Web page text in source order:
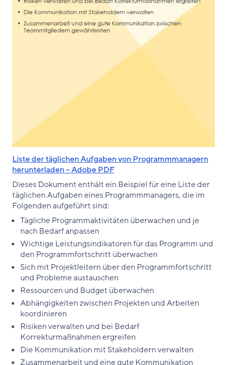
Liste der täglichen Aufgaben von Programmmanagern
herunterladen – Adobe PDF
Dieses Dokument enthält ein Beispiel für eine Liste der
täglichen Aufgaben eines Programmmanagers, die im
Folgenden aufgeführt sind:
Tägliche Programmaktivitäten überwachen und je
nach Bedarf anpassen
Wichtige Leistungsindikatoren für das Programm und
den Programmfortschritt überwachen
Sich mit Projektleitern über den Programmfortschritt
und Probleme austauschen
Ressourcen und Budget überwachen
Abhängigkeiten zwischen Projekten und Arbeiten
koordinieren
Risiken verwalten und bei Bedarf
Korrekturmaßnahmen ergreifen
Die Kommunikation mit Stakeholdern verwalten
Zusammenarbeit und eine gute Kommunikation